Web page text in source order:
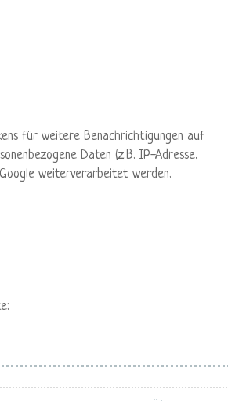
für weitere Benachrichtigungen auf
Daten (z.B. IP-Adresse,
weiterverarbeitet werden.